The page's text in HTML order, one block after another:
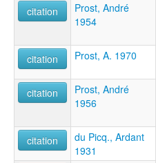
citation
Prost, André
1954
citation Prost, A. 1970
citation
Prost, André
1956
citation
du Picq., Ardant
1931